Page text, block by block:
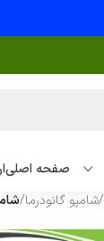
صفحه اصلی
/شامپو گانودرما/